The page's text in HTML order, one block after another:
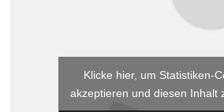
Klicke hier, um Statistiken-
akzeptieren und diesen Inhalt